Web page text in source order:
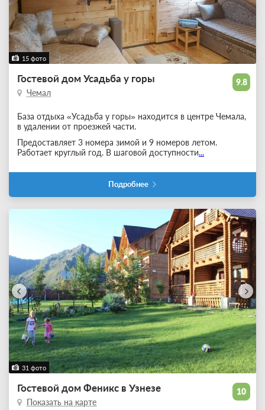
15 фото
9.8
Гостевой дом Усадьба у горы
Чемал
База отдыха «Усадьба у горы» находится в центре Чемала,
в удалении от проезжей части.
Предоставляет 3 номера зимой и 9 номеров летом.
Работает круглый год. В шаговой доступности...
Подробнее
31 фото
10
Гостевой дом Феникс в Узнезе
Показать на карте